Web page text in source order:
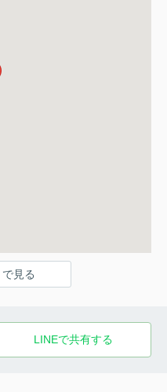
見る
LINEで共有する